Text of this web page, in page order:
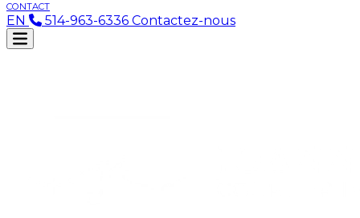
CONTACT
EN 514-963-6336 Contactez-nous